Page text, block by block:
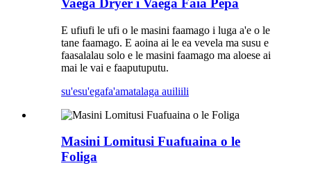
Vaega Dryer i Vaega Faia Pepa
E ufiufi le ufi o le masini faamago i luga a'e o le
tane faamago. E aoina ai le ea vevela ma susu e
faasalalau solo e le masini faamago ma aloese ai
mai le vai e faaputuputu.
su'esu'egafa'amatalaga auiliili
Masini Lomitusi Fuafuaina o le
Foliga